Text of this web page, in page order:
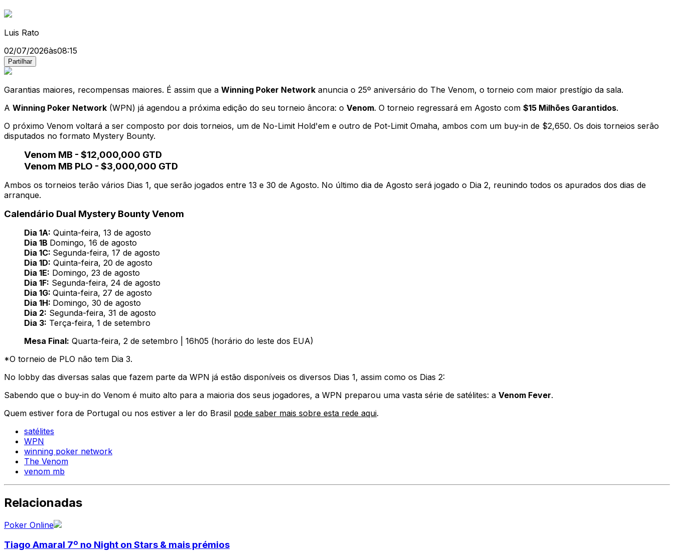
Luis Rato
02/07/2026às08:15
Partilhar
Garantias maiores, recompensas maiores. É assim que a Winning Poker Network anuncia o 25º aniversário do The Venom, o torneio com maior prestígio da sala.
A Winning Poker Network (WPN) já agendou a próxima edição do seu torneio âncora: o Venom. O torneio regressará em Agosto com $15 Milhões Garantidos.
O próximo Venom voltará a ser composto por dois torneios, um de No-Limit Hold'em e outro de Pot-Limit Omaha, ambos com um buy-in de $2,650. Os dois torneios serão
disputados no formato Mystery Bounty.
Venom MB - $12,000,000 GTD
Venom MB PLO - $3,000,000 GTD
Ambos os torneios terão vários Dias 1, que serão jogados entre 13 e 30 de Agosto. No último dia de Agosto será jogado o Dia 2, reunindo todos os apurados dos dias de
arranque.
Calendário Dual Mystery Bounty Venom
Dia 1A: Quinta-feira, 13 de agosto
Dia 1B Domingo, 16 de agosto
Dia 1C: Segunda-feira, 17 de agosto
Dia 1D: Quinta-feira, 20 de agosto
Dia 1E: Domingo, 23 de agosto
Dia 1F: Segunda-feira, 24 de agosto
Dia 1G: Quinta-feira, 27 de agosto
Dia 1H: Domingo, 30 de agosto
Dia 2: Segunda-feira, 31 de agosto
Dia 3: Terça-feira, 1 de setembro
Mesa Final: Quarta-feira, 2 de setembro | 16h05 (horário do leste dos EUA)
*O torneio de PLO não tem Dia 3.
No lobby das diversas salas que fazem parte da WPN já estão disponíveis os diversos Dias 1, assim como os Dias 2:
Sabendo que o buy-in do Venom é muito alto para a maioria dos seus jogadores, a WPN preparou uma vasta série de satélites: a Venom Fever.
Quem estiver fora de Portugal ou nos estiver a ler do Brasil pode saber mais sobre esta rede aqui.
satélites
WPN
winning poker network
The Venom
venom mb
Relacionadas
Poker Online
Tiago Amaral 7º no Night on Stars & mais prémios